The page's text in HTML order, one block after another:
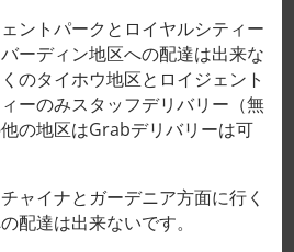
ĐÙI GÀ RÚT
100g
ントパークとロイヤルシティー
ーディン地区への配達は出来な
のタイホウ地区とロイジェント
ーのみスタッフデリバリー（無
の地区はGrabデリバリーは可
ャイナとガーデニア方面に行く
配達は出来ないです。